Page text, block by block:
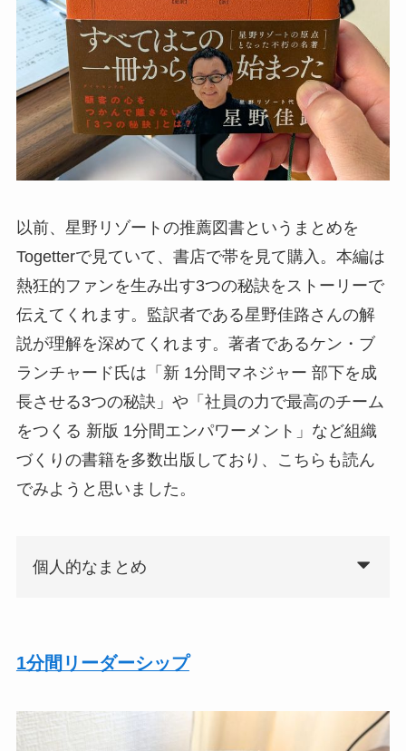
以前、星野リゾートの推薦図書というまとめを
Togetterで見ていて、書店で帯を見て購入。本編は
熱狂的ファンを生み出す3つの秘訣をストーリーで
伝えてくれます。監訳者である星野佳路さんの解
説が理解を深めてくれます。著者であるケン・ブ
ランチャード氏は「新 1分間マネジャー 部下を成
長させる3つの秘訣」や「社員の力で最高のチーム
をつくる 新版 1分間エンパワーメント」など組織
づくりの書籍を多数出版しており、こちらも読ん
でみようと思いました。
個人的なまとめ
1分間リーダーシップ